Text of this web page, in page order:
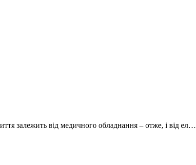
залежить від медичного обладнання – отже, і від ел…